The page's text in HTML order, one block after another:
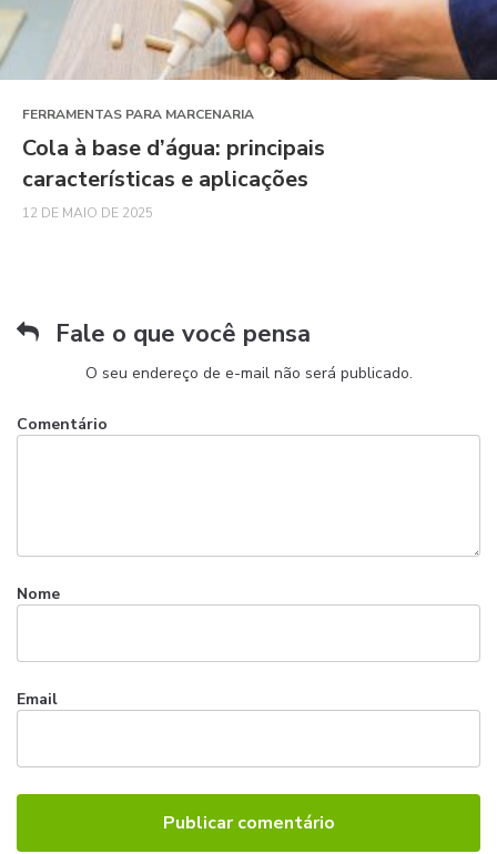
FERRAMENTAS PARA MARCENARIA
Cola à base d’água: principais
características e aplicações
12 DE MAIO DE 2025
Fale o que você pensa
O seu endereço de e-mail não será publicado.
Nome
Email
Comentário